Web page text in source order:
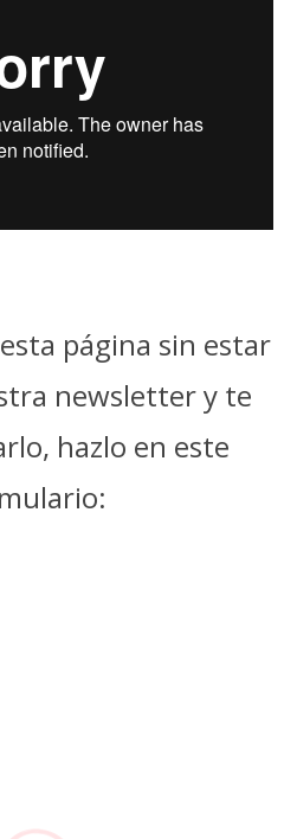
página sin estar
newsletter y te
hazlo en este